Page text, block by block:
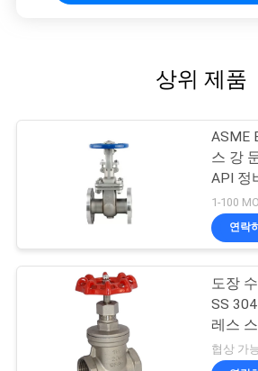
상위 제품
ASME
스 강
API 정
랜지된
1-100
연락
도장
SS
레스
게이트
협상 가